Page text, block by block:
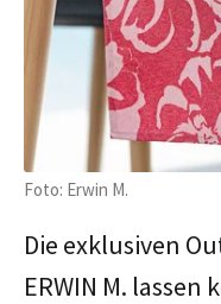
Foto: Erwin M.
Die exklusiven
ERWIN M.